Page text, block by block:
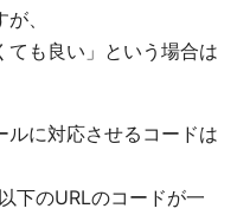
、
ても良い」という場合は
ルに対応させるコードは
下のURLのコードが一